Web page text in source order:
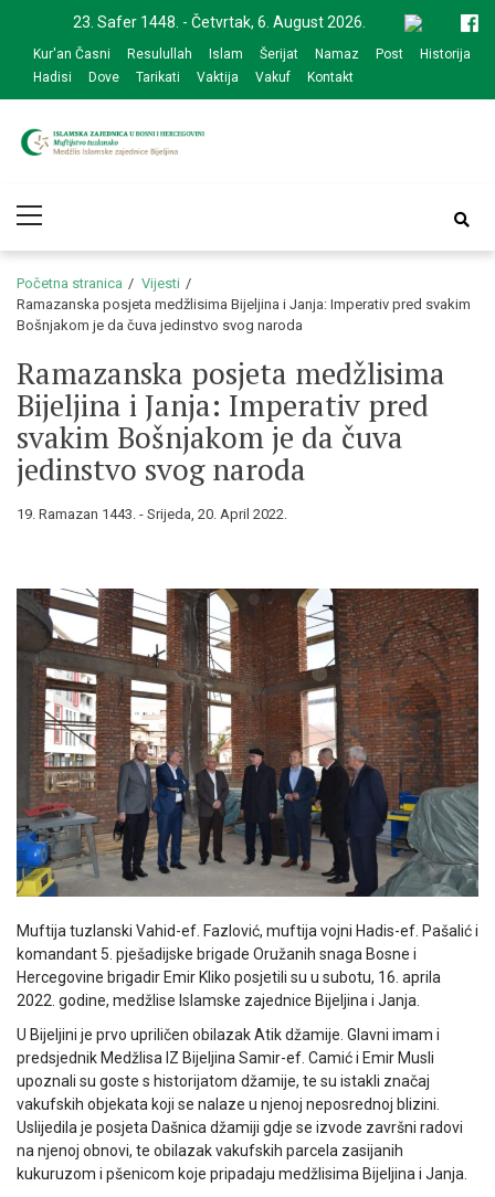
navigation
content
23. Safer 1448. - Četvrtak, 6. August 2026.
Kur'an Časni Resulullah Islam Šerijat Namaz Post
Historija
Hadisi
Dove Tarikati Vaktija Vakuf Kontakt
zajednice Bijeljina
Menu
Početna stranica
Vijesti
Ramazanska posjeta medžlisima Bijeljina i Janja: Imperativ pred svakim
Bošnjakom je da čuva jedinstvo svog naroda
Ramazanska posjeta medžlisima
Bijeljina i Janja: Imperativ pred
svakim Bošnjakom je da čuva
jedinstvo svog naroda
19. Ramazan 1443. - Srijeda, 20. April 2022.
Muftija tuzlanski Vahid-ef. Fazlović, muftija vojni Hadis-ef. Pašalić i
komandant 5. pješadijske brigade Oružanih snaga Bosne i
Hercegovine brigadir Emir Kliko posjetili su u subotu, 16. aprila
2022. godine, medžlise Islamske zajednice Bijeljina i Janja.
U Bijeljini je prvo upriličen obilazak Atik džamije. Glavni imam i
predsjednik Medžlisa IZ Bijeljina Samir-ef. Camić i Emir Musli
upoznali su goste s historijatom džamije, te su istakli značaj
vakufskih objekata koji se nalaze u njenoj neposrednoj blizini.
Uslijedila je posjeta Dašnica džamiji gdje se izvode završni radovi
na njenoj obnovi, te obilazak vakufskih parcela zasijanih
kukuruzom i pšenicom koje pripadaju medžlisima Bijeljina i Janja.